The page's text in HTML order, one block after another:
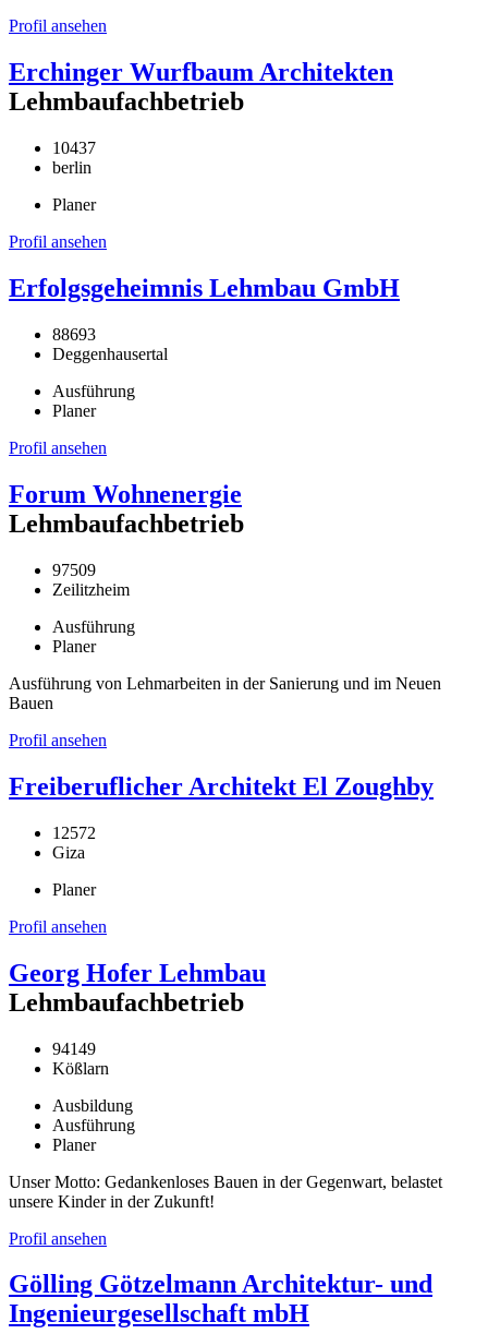
Profil ansehen
Erchinger Wurfbaum Architekten
Lehmbaufachbetrieb
10437
berlin
Planer
Profil ansehen
Erfolgsgeheimnis Lehmbau GmbH
88693
Deggenhausertal
Ausführung
Planer
Profil ansehen
Forum Wohnenergie
Lehmbaufachbetrieb
97509
Zeilitzheim
Ausführung
Planer
Ausführung von Lehmarbeiten in der Sanierung und im Neuen
Bauen
Profil ansehen
Freiberuflicher Architekt El Zoughby
12572
Giza
Planer
Profil ansehen
Georg Hofer Lehmbau
Lehmbaufachbetrieb
94149
Kößlarn
Ausbildung
Ausführung
Planer
Unser Motto: Gedankenloses Bauen in der Gegenwart, belastet
unsere Kinder in der Zukunft!
Profil ansehen
Gölling Götzelmann Architektur- und
Ingenieurgesellschaft mbH